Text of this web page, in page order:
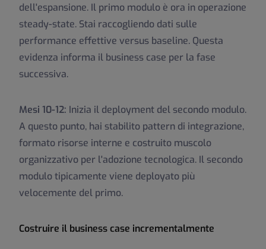
dell'espansione. Il primo modulo è ora in operazione
steady-state. Stai raccogliendo dati sulle
performance effettive versus baseline. Questa
evidenza informa il business case per la fase
successiva.
Mesi 10-12: Inizia il deployment del secondo modulo.
A questo punto, hai stabilito pattern di integrazione,
formato risorse interne e costruito muscolo
organizzativo per l'adozione tecnologica. Il secondo
modulo tipicamente viene deployato più
velocemente del primo.
Costruire il business case incrementalmente